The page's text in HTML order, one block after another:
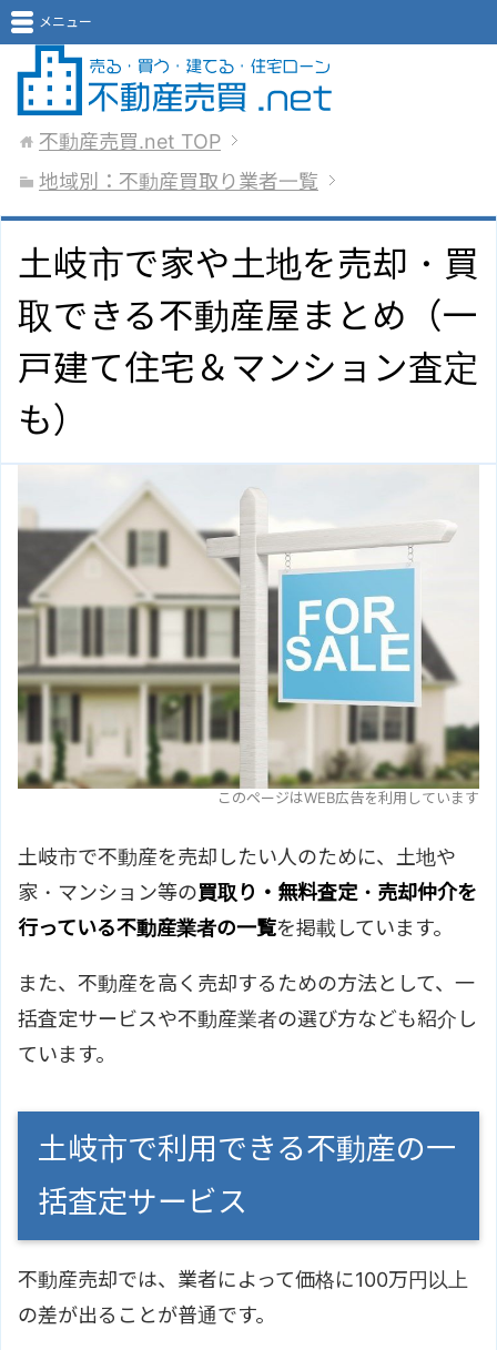
メニュー
不動産売買.net TOP
地域別：不動産買取り業者一覧
土岐市で家や土地を売却・買
取できる不動産屋まとめ（一
戸建て住宅＆マンション査定
も）
このページはWEB広告を利用しています
土岐市で不動産を売却したい人のために、土地や
家・マンション等の買取り・無料査定・売却仲介を
行っている不動産業者の一覧を掲載しています。
また、不動産を高く売却するための方法として、一
括査定サービスや不動産業者の選び方なども紹介し
ています。
土岐市で利用できる不動産の一
括査定サービス
不動産売却では、業者によって価格に100万円以上
の差が出ることが普通です。